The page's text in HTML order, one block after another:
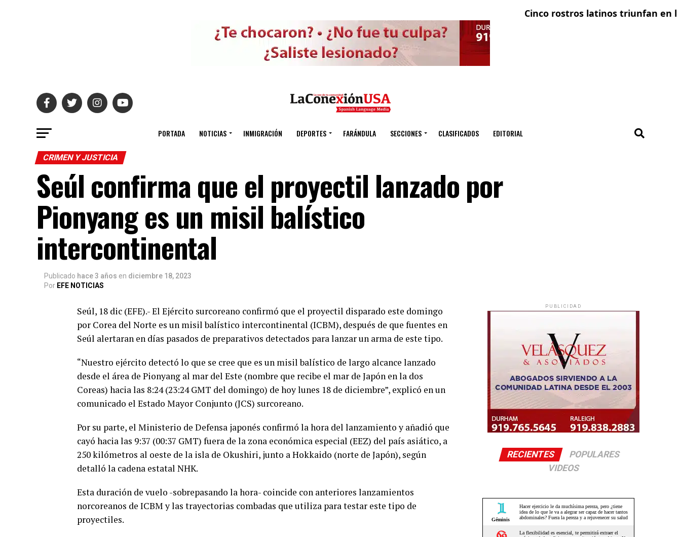
Cinco rostros latinos triunfan en laEl
PORTADA NOTICIAS INMIGRACIÓN DEPORTES FARÁNDULA SECCIONES CLASIFICADOS EDITORIAL
CRIMEN Y JUSTICIA
Seúl confirma que el proyectil lanzado por
Pionyang es un misil balístico
intercontinental
Publicado hace 3 años en diciembre 18, 2023
Por EFE NOTICIAS
Seúl, 18 dic (EFE).- El Ejército surcoreano confirmó que el proyectil disparado este domingo
por Corea del Norte es un misil balístico intercontinental (ICBM), después de que fuentes en
Seúl alertaran en días pasados de preparativos detectados para lanzar un arma de este tipo.
“Nuestro ejército detectó lo que se cree que es un misil balístico de largo alcance lanzado
desde el área de Pionyang al mar del Este (nombre que recibe el mar de Japón en la dos
Coreas) hacia las 8:24 (23:24 GMT del domingo) de hoy lunes 18 de diciembre”, explicó en un
comunicado el Estado Mayor Conjunto (JCS) surcoreano.
Por su parte, el Ministerio de Defensa japonés confirmó la hora del lanzamiento y añadió que
cayó hacia las 9:37 (00:37 GMT) fuera de la zona económica especial (EEZ) del país asiático, a
250 kilómetros al oeste de la isla de Okushiri, junto a Hokkaido (norte de Japón), según
detalló la cadena estatal NHK.
Esta duración de vuelo -sobrepasando la hora- coincide con anteriores lanzamientos
norcoreanos de ICBM y las trayectorias combadas que utiliza para testar este tipo de
proyectiles.
PUBLICIDAD
RECIENTES
POPULARES
VIDEOS